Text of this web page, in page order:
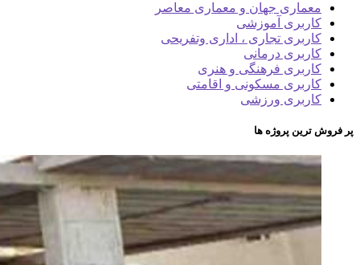
معماری جهان و معماری معاصر
کاربری آموزشی
کاربری تجاری ، اداری وتفریحی
کاربری درمانی
کاربری فرهنگی و هنری
کاربری مسکونی و اقامتی
کاربری ورزشی
پر فروش ترین پروژه ها